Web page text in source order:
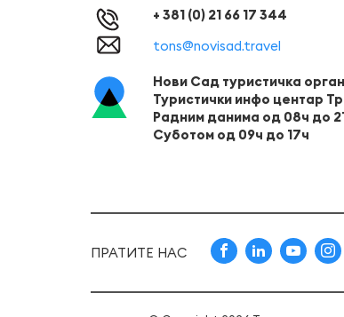
+ 381 (0) 21 66 17 344
tons@novisad.travel
Нови Сад туристичка
Туристички инфо центар
Радним данима од 08ч до
Суботом од 09ч до 17ч
ПРАТИТЕ НАС